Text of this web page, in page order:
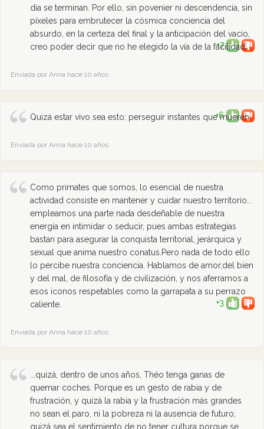
día se terminan. Por ello, sin povenier ni descendencia, sin
píxeles para embrutecer la cósmica conciencia del
absurdo, en la certeza del final y la anticipación del vacío,
creo poder decir que no he elegido la vía de la facilidad.
+7
Enviada por Anna hace 10 años
Quizá estar vivo sea esto: perseguir instantes que mueren.
+6
Enviada por Anna hace 10 años
Como primates que somos, lo esencial de nuestra
actividad consiste en mantener y cuidar nuestro territorio...
empleamos una parte nada desdeñable de nuestra
energía en intimidar o seducir, pues ambas estrategias
bastan para asegurar la conquista territorial, jerárquica y
sexual que anima nuestro conatus.Pero nada de todo ello
lo percibe nuestra conciencia. Hablamos de amor,del bien
y del mal, de filosofía y de civilización, y nos aferramos a
esos iconos respetables como la garrapata a su perrazo
caliente.
+3
Enviada por Anna hace 10 años
...quizá, dentro de unos años, Théo tenga ganas de
quemar coches. Porque es un gesto de rabia y de
frustración, y quizá la rabia y la frustración más grandes
no sean el paro, ni la pobreza ni la ausencia de futuro;
quizá sea el sentimiento de no tener cultura porque se